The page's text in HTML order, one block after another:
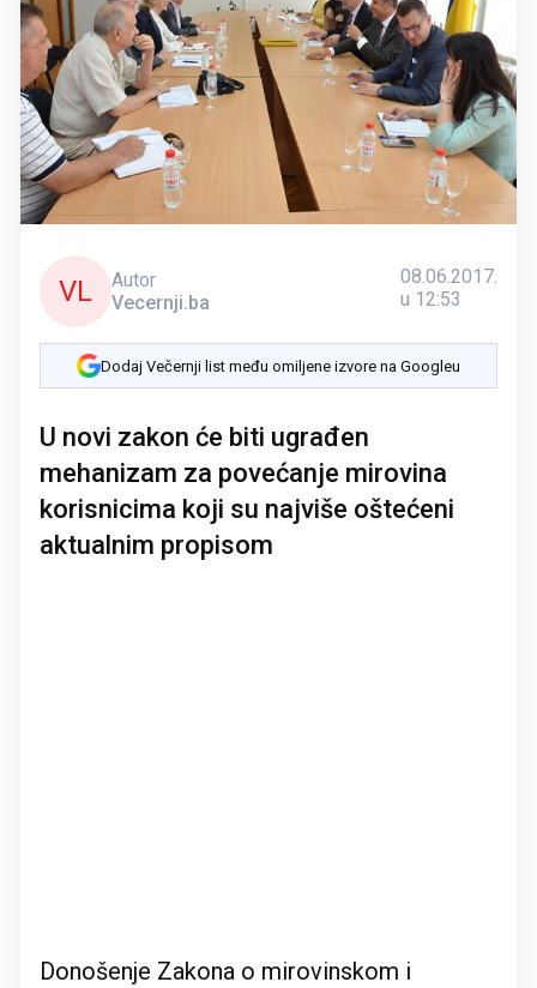
VL
Autor
Vecernji.ba
08.06.2017.
u 12:53
Dodaj Večernji list među omiljene izvore na Googleu
U novi zakon će biti ugrađen
mehanizam za povećanje mirovina
korisnicima koji su najviše oštećeni
aktualnim propisom
Donošenje Zakona o mirovinskom i